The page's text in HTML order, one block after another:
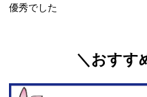
優秀でした
＼おすす